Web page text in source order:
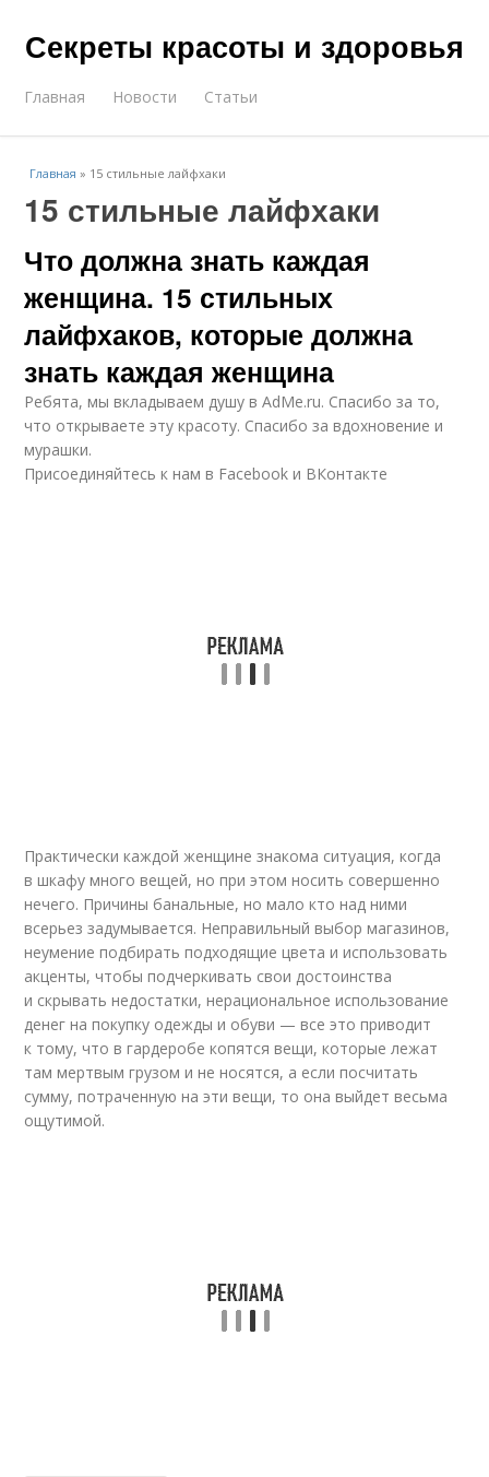
Секреты красоты и здоровья
Главная Новости Статьи
Главная » 15 стильные лайфхаки
15 стильные лайфхаки
Что должна знать каждая
женщина. 15 стильных
лайфхаков, которые должна
знать каждая женщина
Ребята, мы вкладываем душу в AdMe.ru. Cпасибо за то,
что открываете эту красоту. Спасибо за вдохновение и
мурашки.
Присоединяйтесь к нам в Facebook и ВКонтакте
Практически каждой женщине знакома ситуация, когда
в шкафу много вещей, но при этом носить совершенно
нечего. Причины банальные, но мало кто над ними
всерьез задумывается. Неправильный выбор магазинов,
неумение подбирать подходящие цвета и использовать
акценты, чтобы подчеркивать свои достоинства
и скрывать недостатки, нерациональное использование
денег на покупку одежды и обуви — все это приводит
к тому, что в гардеробе копятся вещи, которые лежат
там мертвым грузом и не носятся, а если посчитать
сумму, потраченную на эти вещи, то она выйдет весьма
ощутимой.